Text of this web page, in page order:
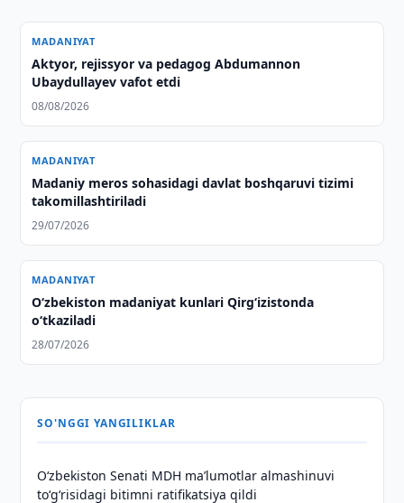
MADANIYAT
Aktyor, rejissyor va pedagog Abdumannon
Ubaydullayev vafot etdi
08/08/2026
MADANIYAT
Madaniy meros sohasidagi davlat boshqaruvi tizimi
takomillashtiriladi
29/07/2026
MADANIYAT
O‘zbekiston madaniyat kunlari Qirg‘izistonda
o‘tkaziladi
28/07/2026
SO'NGGI YANGILIKLAR
Oʻzbekiston Senati MDH maʼlumotlar almashinuvi
toʻgʻrisidagi bitimni ratifikatsiya qildi